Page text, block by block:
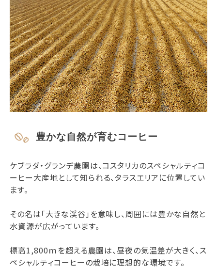
豊かな自然が育むコーヒー
ケブラダ・グランデ農園は、コスタリカのスペシャルティコ
ーヒー大産地として知られる、タラスエリアに位置してい
ます。
その名は「大きな渓谷」を意味し、周囲には豊かな自然と
水資源が広がっています。
標高1,800ｍを超える農園は、昼夜の気温差が大きく、ス
ペシャルティコーヒーの栽培に理想的な環境です。